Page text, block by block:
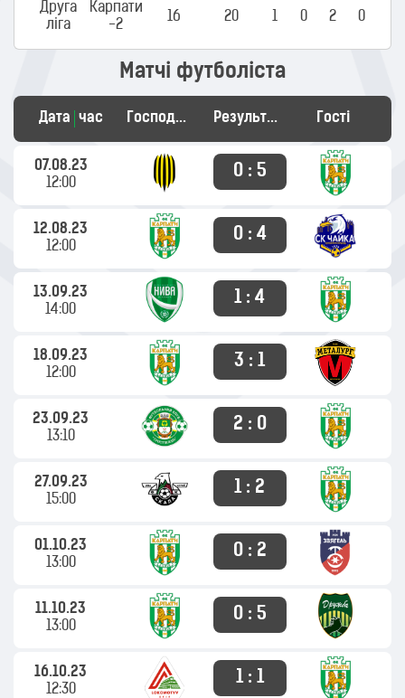
Друга
ліга
Карпати
-2
16 20 1 0 2 0
Матчі футболіста
Дата час Господарі Результат Гості
07.08.23
12:00
0 : 5
12.08.23
12:00
0 : 4
13.09.23
14:00
1 : 4
18.09.23
12:00
3 : 1
23.09.23
13:10
2 : 0
27.09.23
15:00
1 : 2
01.10.23
13:00
0 : 2
11.10.23
13:00
0 : 5
16.10.23
12:30
1 : 1